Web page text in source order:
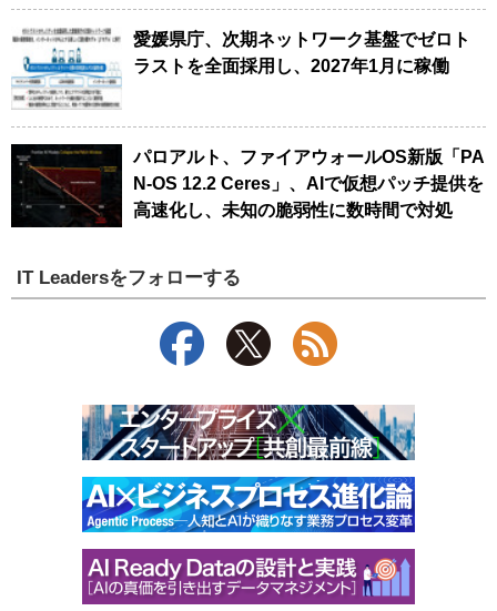
愛媛県庁、次期ネットワーク基盤でゼロト
ラストを全面採用し、2027年1月に稼働
パロアルト、ファイアウォールOS新版「PA
N-OS 12.2 Ceres」、AIで仮想パッチ提供を
高速化し、未知の脆弱性に数時間で対処
IT Leadersをフォローする